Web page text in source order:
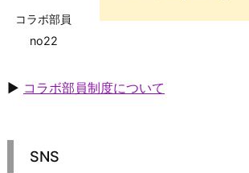
コラボ部員
no22
▶ コラボ部員制度について
SNS